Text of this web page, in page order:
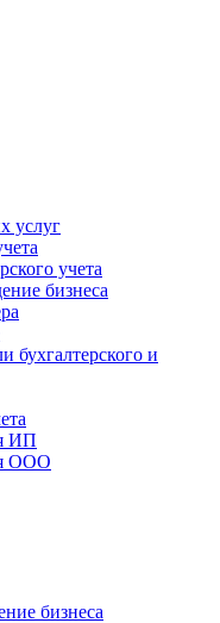
услуг
учета
бизнеса
бухгалтерского и
ИП
ООО
бизнеса